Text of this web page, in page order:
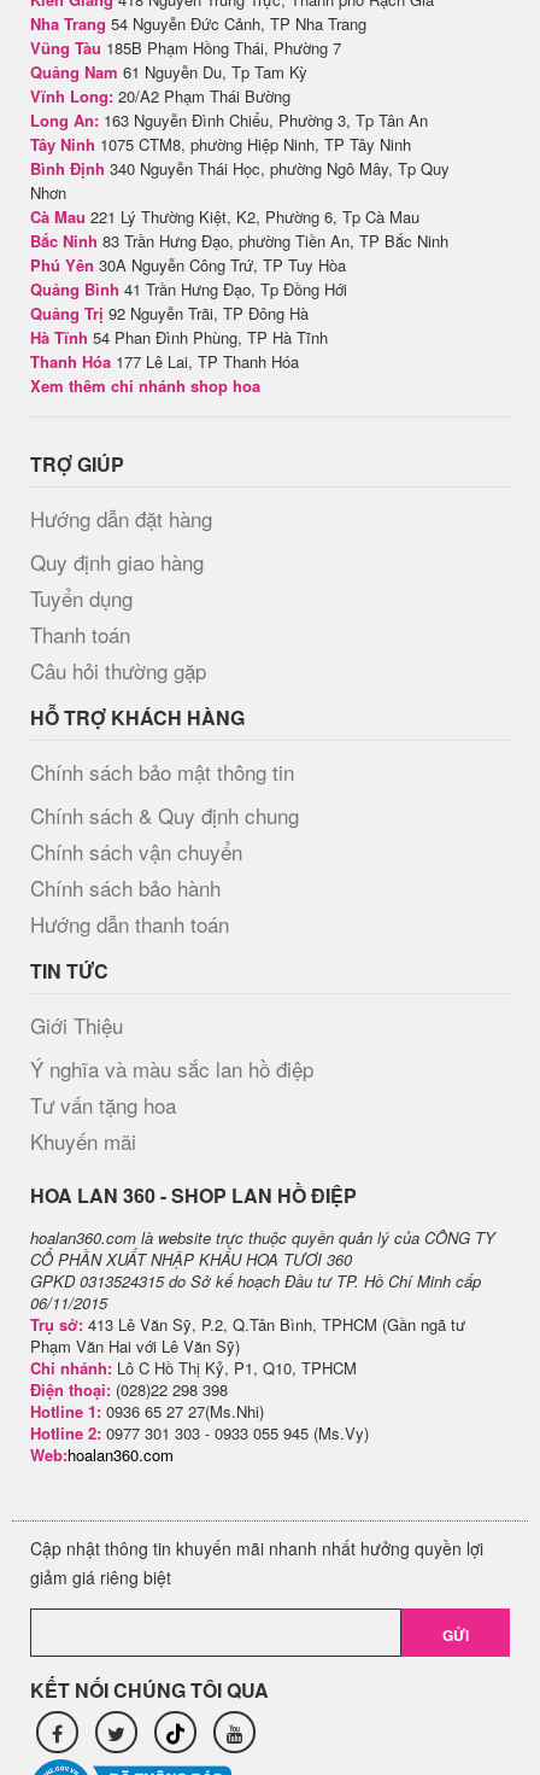
Nha Trang 54 Nguyễn Đức Cảnh, TP Nha Trang
Vũng Tàu 185B Phạm Hồng Thái, Phường 7
Quảng Nam 61 Nguyễn Du, Tp Tam Kỳ
Vĩnh Long: 20/A2 Phạm Thái Bường
Long An: 163 Nguyễn Đình Chiểu, Phường 3, Tp Tân An
Tây Ninh 1075 CTM8, phường Hiệp Ninh, TP Tây Ninh
Bình Định 340 Nguyễn Thái Học, phường Ngô Mây, Tp Quy
Nhơn
Cà Mau 221 Lý Thường Kiệt, K2, Phường 6, Tp Cà Mau
Bắc Ninh 83 Trần Hưng Đạo, phường Tiền An, TP Bắc Ninh
Phú Yên 30A Nguyễn Công Trứ, TP Tuy Hòa
Quảng Bình 41 Trần Hưng Đạo, Tp Đồng Hới
Quảng Trị 92 Nguyễn Trãi, TP Đông Hà
Hà Tĩnh 54 Phan Đình Phùng, TP Hà Tĩnh
Thanh Hóa 177 Lê Lai, TP Thanh Hóa
Xem thêm chi nhánh shop hoa
TRỢ GIÚP
Hướng dẫn đặt hàng
Quy định giao hàng
Tuyển dụng
Thanh toán
Câu hỏi thường gặp
HỖ TRỢ KHÁCH HÀNG
Chính sách bảo mật thông tin
Chính sách & Quy định chung
Chính sách vận chuyển
Chính sách bảo hành
Hướng dẫn thanh toán
TIN TỨC
Giới Thiệu
Ý nghĩa và màu sắc lan hồ điệp
Tư vấn tặng hoa
Khuyến mãi
H​OA LAN 360 - SHOP LAN HỒ ĐIỆP
hoalan360.com là website trực thuộc quyền quản lý của CÔNG TY
CỔ PHẦN XUẤT NHẬP KHẨU HOA TƯƠI 360
GPKD 0313524315 do Sở kế hoạch Đầu tư TP. Hồ Chí Minh cấp
06/11/2015
Trụ sở: 413 Lê Văn Sỹ, P.2, Q.Tân Bình, TPHCM (Gần ngã tư
Phạm Văn Hai với Lê Văn Sỹ)
Chi nhánh: Lô C Hồ Thị Kỷ, P1, Q10, TPHCM
Điện thoại: (028)22 298 398
Hotline 1: 0936 65 27 27(Ms.Nhi)
Hotline 2: 0977 301 303 - 0933 055 945 (Ms.Vy)
Web:hoalan360.com
Cập nhật thông tin khuyến mãi nhanh nhất hưởng quyền lợi
giảm giá riêng biệt
GỬI
KẾT NỐI CHÚNG TÔI QUA